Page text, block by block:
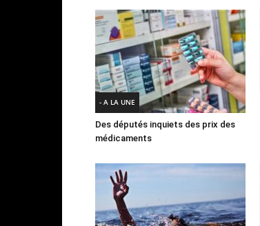
- A LA UNE
Des députés inquiets des prix des
médicaments